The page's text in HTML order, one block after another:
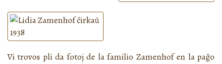
Vi trovos pli da fotoj de la familio Zamenhof en la paĝo